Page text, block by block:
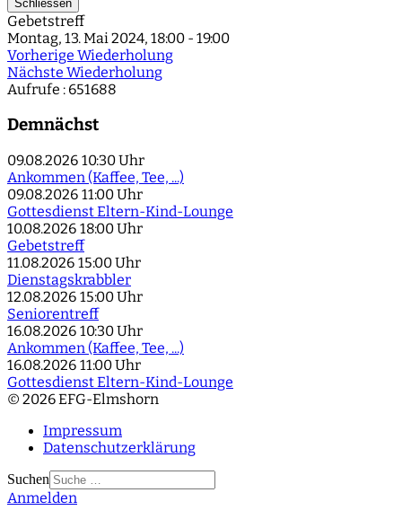
Schliessen
Gebetstreff
Montag, 13. Mai 2024, 18:00 - 19:00
Vorherige Wiederholung
Nächste Wiederholung
Aufrufe : 651688
Demnächst
09.08.2026 10:30 Uhr
Ankommen (Kaffee, Tee, ...)
09.08.2026 11:00 Uhr
Gottesdienst Eltern-Kind-Lounge
10.08.2026 18:00 Uhr
Gebetstreff
11.08.2026 15:00 Uhr
Dienstagskrabbler
12.08.2026 15:00 Uhr
Seniorentreff
16.08.2026 10:30 Uhr
Ankommen (Kaffee, Tee, ...)
16.08.2026 11:00 Uhr
Gottesdienst Eltern-Kind-Lounge
© 2026 EFG-Elmshorn
Impressum
Datenschutzerklärung
Suchen
Type 2 or more
Anmelden